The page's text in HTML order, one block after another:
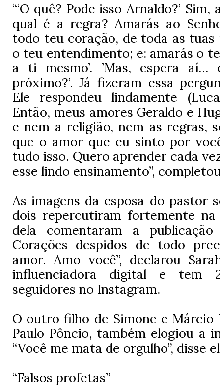
“‘O quê? Pode isso Arnaldo?’
qual é a regra? Amarás ao
todo teu coração, de toda as
o teu entendimento; e: amarás o
a ti mesmo’. ’Mas, espera
próximo?’. Já fizeram essa
Ele respondeu lindamente
Então, meus amores Geraldo e
e nem a religião, nem as regras,
que o amor que eu sinto por
tudo isso. Quero aprender cada
esse lindo ensinamento”,
As imagens da esposa do pastor
dois repercutiram fortemente
dela comentaram a publicação
Corações despidos de todo
amor. Amo você”, declarou
influenciadora digital e tem
seguidores no Instagram.
O outro filho de Simone e Márcio
Paulo Pôncio, também elogiou a
“Você me mata de orgulho”, disse
“Falsos profetas”